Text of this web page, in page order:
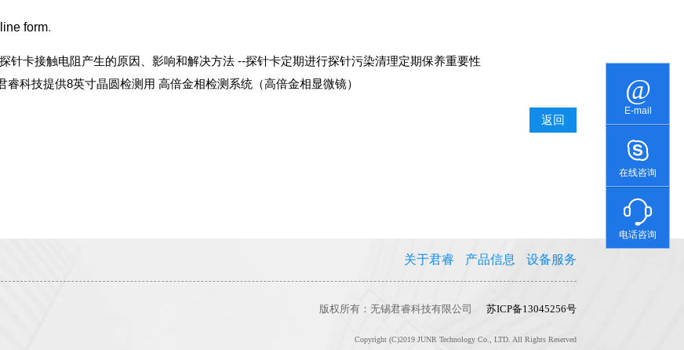
E-mail
在线咨询
电话咨询
form.
针卡接触电阻产生的原因、影响和解决方法 --探针卡定期进行探针污染清理定期保养重要性
睿科技提供8英寸晶圆检测用 高倍金相检测系统（高倍金相显微镜）
返回
关于君睿 产品信息 设备服务
版权所有：无锡君睿科技有限公司 苏ICP备13045256号
Copyright (C)2019 JUNR Technology Co., LTD. All Rights Reserved